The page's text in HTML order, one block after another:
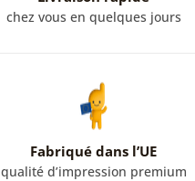
chez vous en quelques jours
Fabriqué dans l’UE
qualité d’impression premium